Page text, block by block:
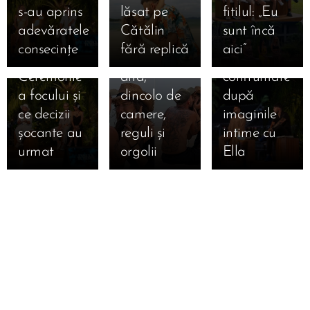
s-au aprins
adevăratele
consecințe
lăsat pe
Cătălin
fără replică
fitilul: „Eu
sunt încă
aici” 🔥
Marian și
Bianca la
ultima
Ceremonie
a focului și
ce decizii
șocante au
urmat 🔥
Francesca
și Cristi
una spre
alta,
dincolo de
camere,
reguli și
orgolii
exploziv:
Andrei vs.
Teo, prima
confruntare
după
imaginile
intime cu
Ella 🔥